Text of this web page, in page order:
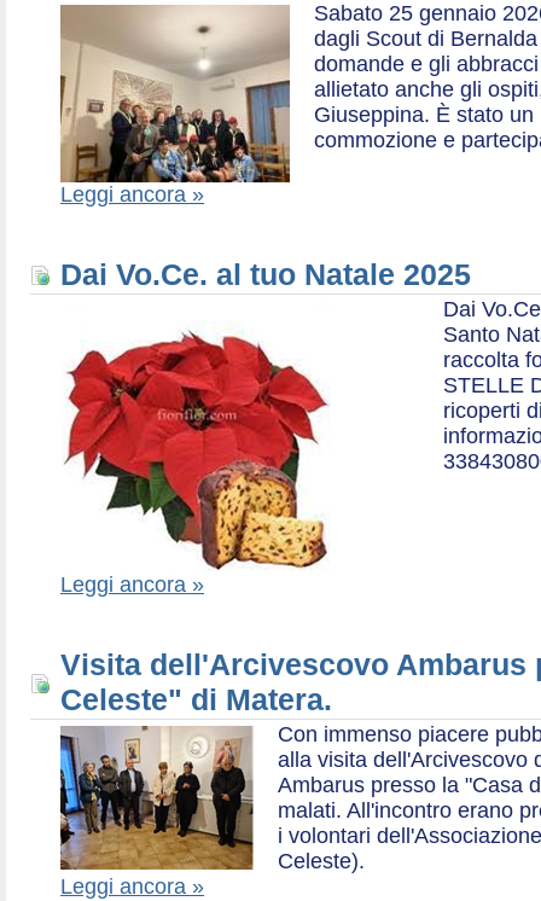
Sabato 25 gennaio
dagli Scout di
domande e gli
allietato anche gli
Giuseppina. È stato
commozione e
Leggi ancora »
Dai Vo.Ce. al tuo Natale 2025
Dai
Santo
raccolta
STELLE
ricoperti
Leggi ancora »
Visita dell'Arcivescovo Ambarus
Celeste" di Matera.
Con immenso piacere
alla visita dell'Arcivescovo
Ambarus presso la "Casa
malati. All'incontro erano
i volontari
Celeste).
Leggi ancora »